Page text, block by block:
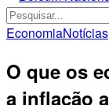
EconomiaNotícias
O que os
a inflação